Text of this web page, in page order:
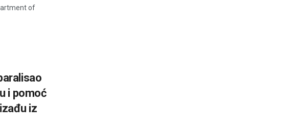
of
i pomoć
iz